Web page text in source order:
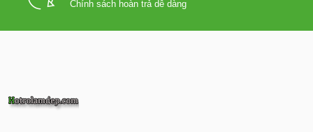
Chính sách hoàn trả dễ dàng